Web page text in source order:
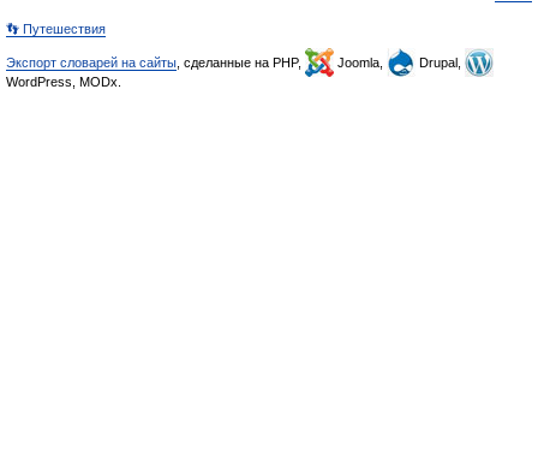
👣 Путешествия
Экспорт словарей на сайты , сделанные на PHP, Joomla,
Drupal,
WordPress, MODx.